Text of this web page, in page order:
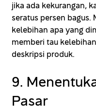
jika ada kekurangan,
seratus persen bagus.
kelebihan apa yang
memberi tau
deskripsi produk.
9.
Pasar